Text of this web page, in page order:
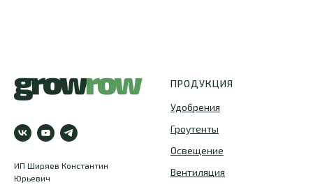
ИП Ширяев Константин
Юрьевич
ПРОДУКЦИЯ
Удобрения
Гроутенты
Освещение
Вентиляция